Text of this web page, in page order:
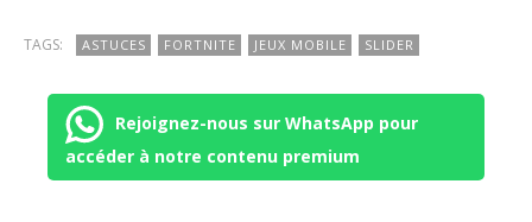
TAGS: ASTUCES FORTNITE JEUX MOBILE SLIDER
Rejoignez-nous sur WhatsApp pour
accéder à notre contenu premium